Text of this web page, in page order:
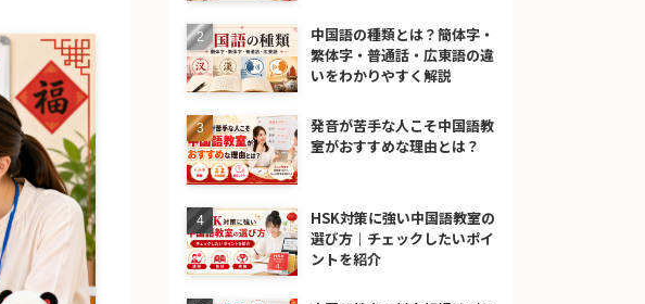
中国語の種類とは？簡体字・
繁体字・普通話・広東語の違
いをわかりやすく解説
発音が苦手な人こそ中国語教
室がおすすめな理由とは？
HSK対策に強い中国語教室の
選び方｜チェックしたいポイ
ントを紹介